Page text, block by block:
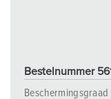
Bestelnummer
Beschermingsgraad